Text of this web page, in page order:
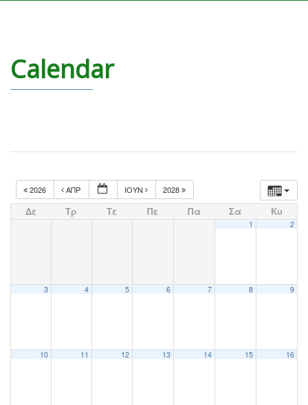
Calendar
2026 ΑΠΡ ΙΟΎΝ 2028
Δε Τρ Τε Πε Πα Σα Κυ
1 2
3 4 5 6 7 8 9
10 11 12 13 14 15 16